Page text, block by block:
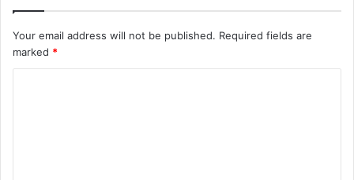
Your email address will not be published. Required fields are
marked *